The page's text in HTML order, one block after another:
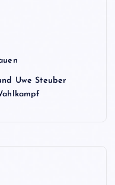
Uwe Steuber